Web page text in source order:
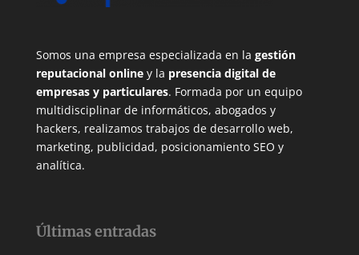
Somos una empresa especializada en la gestión
reputacional onliney la presencia digital de
empresas y particulares. Formada por un equipo
multidisciplinar de informáticos, abogados y
hackers, realizamos trabajos de desarrollo web,
marketing, publicidad, posicionamiento SEO y
analítica.
Últimas entradas